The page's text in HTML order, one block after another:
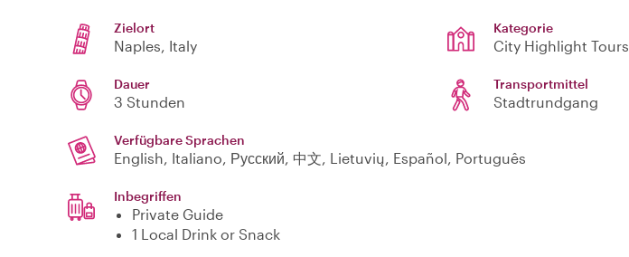
Zielort
Naples, Italy
Kategorie
City Highlight Tours
Dauer
3 Stunden
Transportmittel
Stadtrundgang
Verfügbare Sprachen
English, Italiano, Русский, 中文, Lietuvių, Español, Português
Inbegriffen
Private Guide
1 Local Drink or Snack